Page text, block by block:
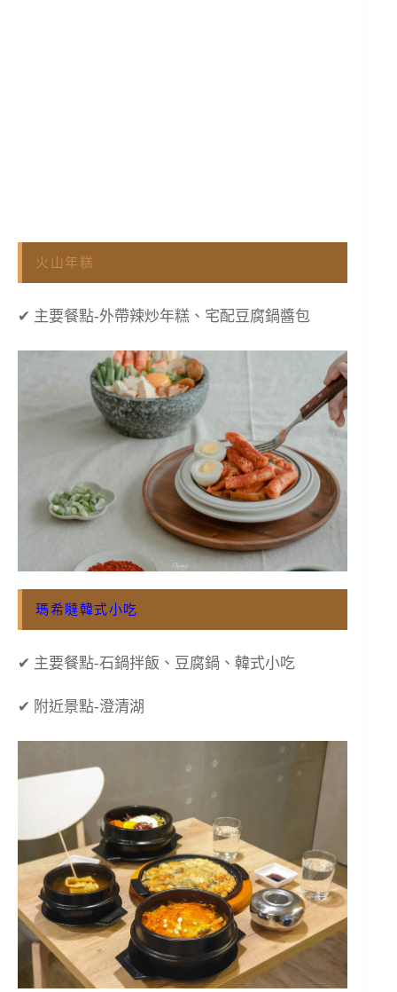
火山年糕
✔ 主要餐點-外帶辣炒年糕、宅配豆腐鍋醬包
瑪希噠韓式小吃
✔ 主要餐點-石鍋拌飯、豆腐鍋、韓式小吃
✔ 附近景點-澄清湖